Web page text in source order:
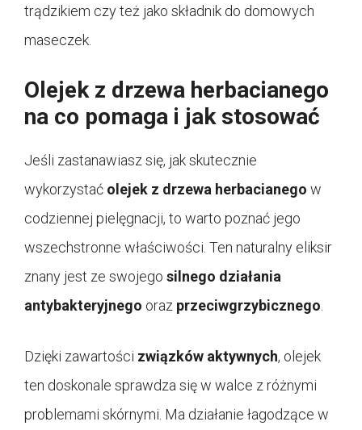
trądzikiem czy też jako składnik do domowych
maseczek.
Olejek z drzewa herbacianego
na co pomaga i jak stosować
Jeśli zastanawiasz się, jak skutecznie
wykorzystać olejek z drzewa herbacianego w
codziennej pielęgnacji, to warto poznać jego
wszechstronne właściwości. Ten naturalny eliksir
znany jest ze swojego silnego działania
antybakteryjnego oraz przeciwgrzybicznego
Dzięki zawartości związków aktywnych, olejek
ten doskonale sprawdza się w walce z różnymi
problemami skórnymi. Ma działanie łagodzące w